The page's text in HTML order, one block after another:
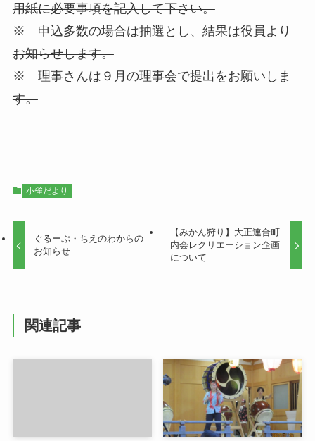
用紙に必要事項を記入して下さい。
※ 申込多数の場合は抽選とし、結果は役員より
お知らせします。
※ 理事さんは９月の理事会で提出をお願いしま
す。
小雀だより
ぐるーぷ・ちえのわからの
お知らせ
【みかん狩り】大正連合町
内会レクリエーション企画
について
関連記事